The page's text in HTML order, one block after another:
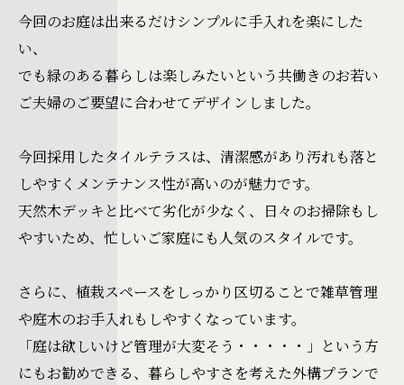
今回のお庭は出来るだけシンプルに手入れを楽にした
い、
でも緑のある暮らしは楽しみたいという共働きのお若い
ご夫婦のご要望に合わせてデザインしました。
今回採用したタイルテラスは、清潔感があり汚れも落と
しやすくメンテナンス性が高いのが魅力です。
天然木デッキと比べて劣化が少なく、日々のお掃除もし
やすいため、忙しいご家庭にも人気のスタイルです。
さらに、植栽スペースをしっかり区切ることで雑草管理
や庭木のお手入れもしやすくなっています。
「庭は欲しいけど管理が大変そう・・・・・」という方
にもお勧めできる、暮らしやすさを考えた外構プランで